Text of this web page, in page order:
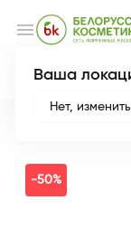
Ваша
Нет, изменить
menu
Новинки
-50%